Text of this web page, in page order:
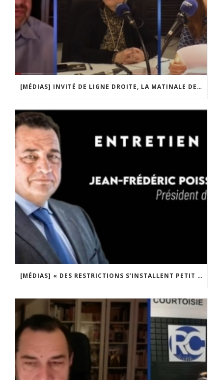
[MÉDIAS] INVITÉ DE LIGNE DROITE, LA MATINALE DE RADIO COURTOISIE
[MÉDIAS] « DES RESTRICTIONS S’INSTALLENT PETIT À PETIT DANS NOTRE PAYS » ENTRETIEN AVEC BOULEVARD VOLTAIRE